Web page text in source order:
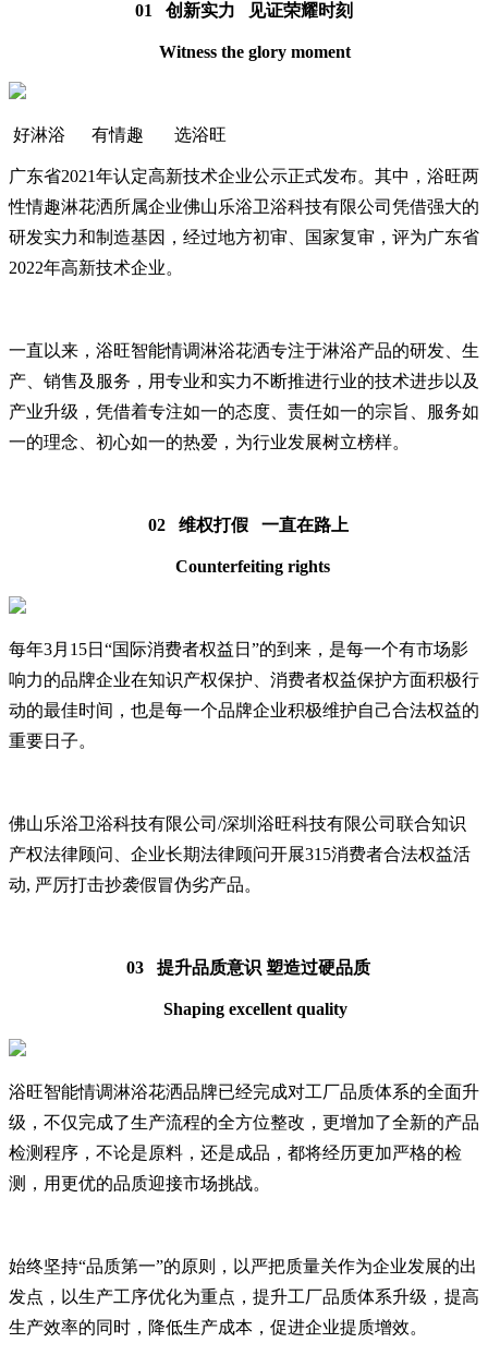
01 创新实力 见证荣耀时刻
Witness the glory moment
好淋浴 有情趣 选浴旺
广东省2021年认定高新技术企业公示正式发布。其中，浴旺两
性情趣淋花洒所属企业佛山乐浴卫浴科技有限公司凭借强大的
研发实力和制造基因，经过地方初审、国家复审，评为广东省
2022年高新技术企业。
一直以来，浴旺智能情调淋浴花洒专注于淋浴产品的研发、生
产、销售及服务，用专业和实力不断推进行业的技术进步以及
产业升级，凭借着专注如一的态度、责任如一的宗旨、服务如
一的理念、初心如一的热爱，为行业发展树立榜样。
02 维权打假 一直在路上
Counterfeiting rights
每年3月15日“国际消费者权益日”的到来，是每一个有市场影
响力的品牌企业在知识产权保护、消费者权益保护方面积极行
动的最佳时间，也是每一个品牌企业积极维护自己合法权益的
重要日子。
佛山乐浴卫浴科技有限公司/深圳浴旺科技有限公司联合知识
产权法律顾问、企业长期法律顾问开展315消费者合法权益活
动, 严厉打击抄袭假冒伪劣产品。
03 提升品质意识 塑造过硬品质
Shaping excellent quality
浴旺智能情调淋浴花洒品牌已经完成对工厂品质体系的全面升
级，不仅完成了生产流程的全方位整改，更增加了全新的产品
检测程序，不论是原料，还是成品，都将经历更加严格的检
测，用更优的品质迎接市场挑战。
始终坚持“品质第一”的原则，以严把质量关作为企业发展的出
发点，以生产工序优化为重点，提升工厂品质体系升级，提高
生产效率的同时，降低生产成本，促进企业提质增效。